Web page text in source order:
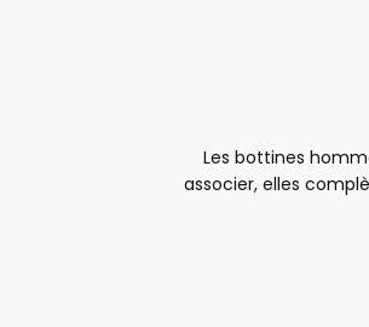
Les bottines
associer, elles
soignées, elles